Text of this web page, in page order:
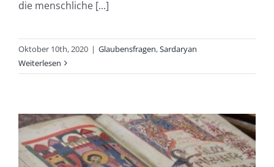
die menschliche [...]
Oktober 10th, 2020 | Glaubensfragen,Sardaryan
Weiterlesen